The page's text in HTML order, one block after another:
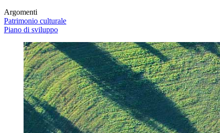
Argomenti
Patrimonio culturale
Piano di sviluppo